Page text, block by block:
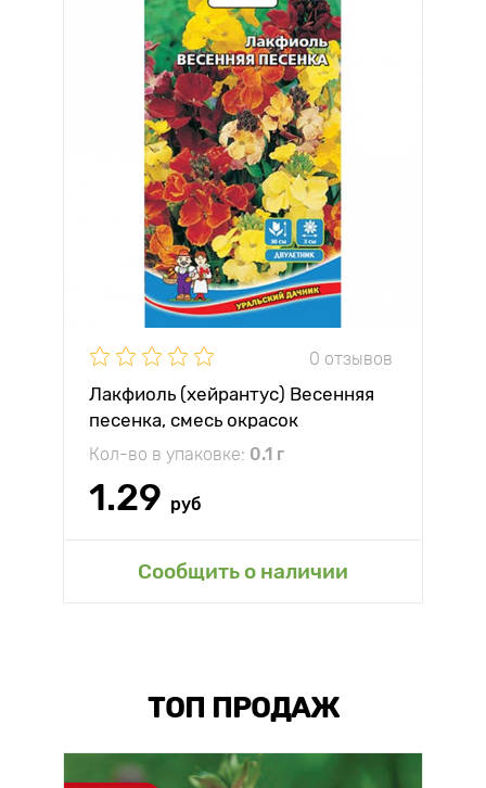
0 отзывов
Лакфиоль (хейрантус) Весенняя
песенка, смесь окрасок
Кол-во в упаковке: 0.1 г
1.29 руб
Сообщить о наличии
ТОП ПРОДАЖ